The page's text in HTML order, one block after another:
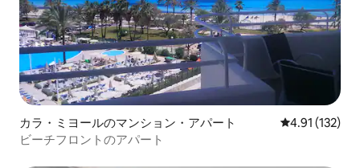
カラ・ミヨールのマンション・アパート レビュー132
4.91 (132)
ビーチフロントのアパート